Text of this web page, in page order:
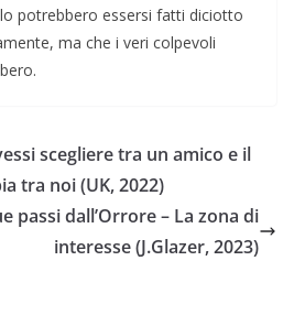
potrebbero essersi fatti diciotto
ma che i veri colpevoli
scegliere tra un amico e il
tra noi (UK, 2022)
passi dall’Orrore – La zona di
interesse (J.Glazer, 2023)